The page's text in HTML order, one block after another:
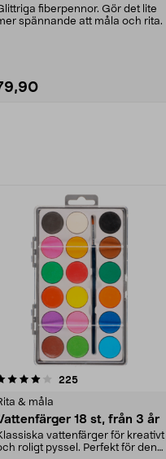
fiberpennor. Gör det lite
spännande att måla och rita.
225recensioner
& måla
18 st, från 3 år
vattenfärger för kreativt
roligt pyssel. Perfekt för den
4.5 av 5 stjärnor